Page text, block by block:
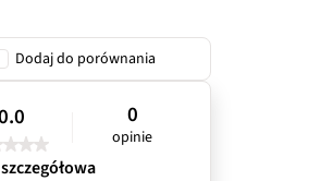
Dodaj do porównania
0
opinie